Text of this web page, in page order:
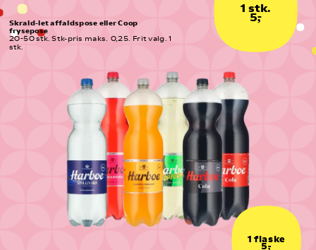
1 stk.
5,-
Skrald-let affaldspose eller Coop
frysepose
20-50 stk. Stk-pris maks.  0,25. Frit valg. 1
stk.
1 flaske
5,-